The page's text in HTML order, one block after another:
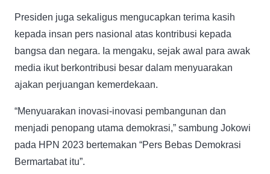
Presiden juga sekaligus mengucapkan terima kasih
kepada insan pers nasional atas kontribusi kepada
bangsa dan negara. Ia mengaku, sejak awal para awak
media ikut berkontribusi besar dalam menyuarakan
ajakan perjuangan kemerdekaan.
“Menyuarakan inovasi-inovasi pembangunan dan
menjadi penopang utama demokrasi,” sambung Jokowi
pada HPN 2023 bertemakan “Pers Bebas Demokrasi
Bermartabat itu”.